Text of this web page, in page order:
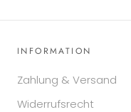
INFORMATION
Zahlung & Versand
Widerrufsrecht